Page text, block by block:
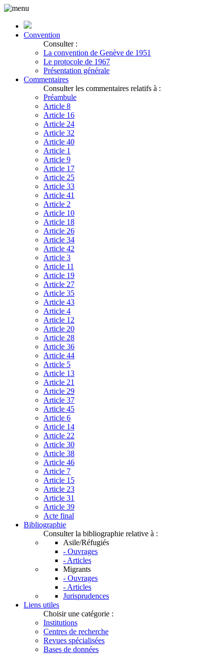
Convention
Consulter :
La convention de Genève de 1951
Le protocole de 1967
Présentation générale
Commentaires
Consulter les commentaires relatifs à :
Préambule
Article 8
Article 16
Article 24
Article 32
Article 40
Article 1
Article 9
Article 17
Article 25
Article 33
Article 41
Article 2
Article 10
Article 18
Article 26
Article 34
Article 42
Article 3
Article 11
Article 19
Article 27
Article 35
Article 43
Article 4
Article 12
Article 20
Article 28
Article 36
Article 44
Article 5
Article 13
Article 21
Article 29
Article 37
Article 45
Article 6
Article 14
Article 22
Article 30
Article 38
Article 46
Article 7
Article 15
Article 23
Article 31
Article 39
Acte final
Bibliographie
Consulter la bibliographie relative à :
Asile/Réfugiés
- Ouvrages
- Articles
Migrants
- Ouvrages
- Articles
Jurisprudences
Liens utiles
Choisir une catégorie :
Institutions
Centres de recherche
Revues spécialisées
Bases de données